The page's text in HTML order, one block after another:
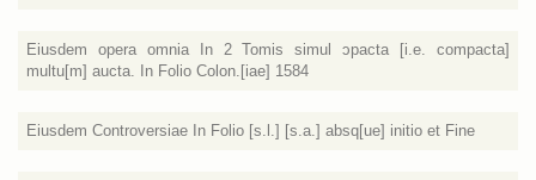
Eiusdem opera omnia In 2 Tomis simul ɔpacta [i.e. compacta]
multu[m] aucta. In Folio Colon.[iae] 1584
Eiusdem Controversiae In Folio [s.l.] [s.a.] absq[ue] initio et Fine